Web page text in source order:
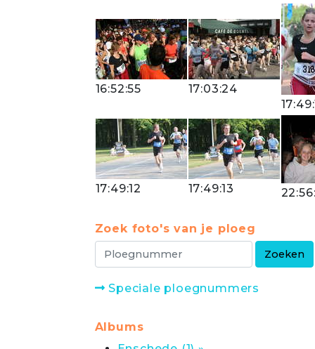
16:52:55
17:03:24
17:49:12 17:49:13
Zoek foto's van je ploeg
Speciale ploegnummers
Albums